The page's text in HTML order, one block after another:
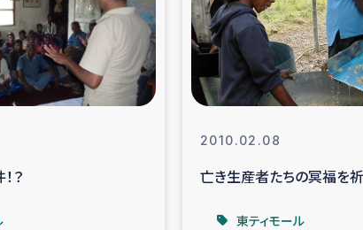
トルコ・シリア地震被災者支援
コーヒー生産者支援
アグロフォレストリー（カカオ）事業
？
2010.02.08
亡き生産者たちの冥福を
東ティモール